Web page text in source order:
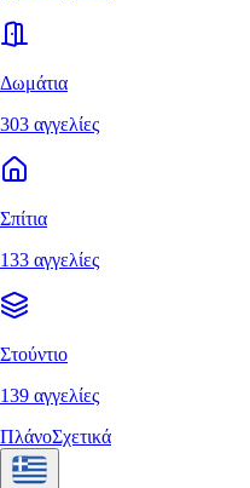
Δωμάτια
303 αγγελίες
Σπίτια
133 αγγελίες
Στούντιο
139 αγγελίες
ΠλάνοΣχετικά